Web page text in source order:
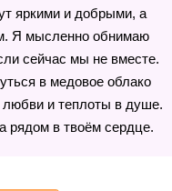
яркими и добрыми, а
Я мысленно обнимаю
сейчас мы не вместе.
в медовое облако
и теплоты в душе.
рядом в твоём сердце.